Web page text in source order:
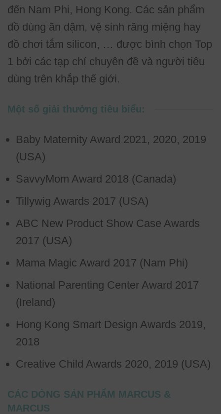
đến Nam Phi, Hong Kong. Các sản phẩm
đồ dùng ăn dặm, vệ sinh răng miệng hay
đồ chơi tắm silicon, … được bình chọn Top
1 bởi các tạp chí chuyên đề và người tiêu
dùng trên khắp thế giới.
Một số giải thưởng tiêu biểu:
Baby Maternity Award 2021, 2020, 2019
(USA)
SavvyMom Award 2018 (Canada)
Tillywig Awards 2017 (USA)
ABC New Product Show Case Awards
2017 (USA)
Mama Magic Award 2017 (Nam Phi)
National Parenting Center Award 2017
(Ireland)
Hong Kong Smart Design Awards 2019,
2018
Creative Child Awards 2020, 2019 (USA)
CÁC DÒNG SẢN PHẨM MARCUS &
MARCUS